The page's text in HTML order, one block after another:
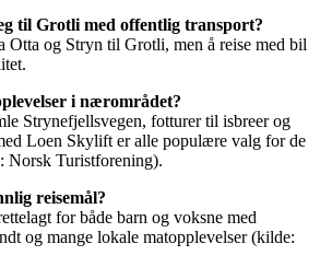
til Grotli med offentlig transport?
Otta og Stryn til Grotli, men å reise med bil
i nærområdet?
Strynefjellsvegen, fotturer til isbreer og
Loen Skylift er alle populære valg for de
Norsk Turistforening).
reisemål?
for både barn og voksne med
og mange lokale matopplevelser (kilde: